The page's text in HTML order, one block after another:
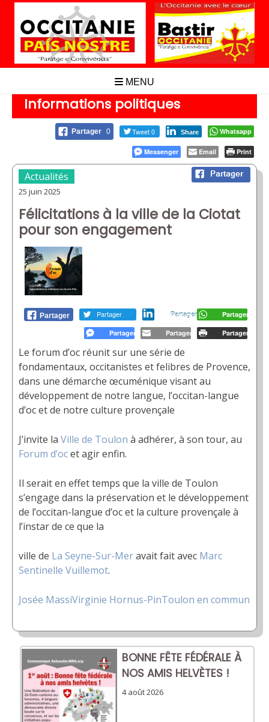
Aller
contenu
MENU
Informations politiques
Partager 0 Tweet 0 Share Whatsapp
Messenger Email Print
Actualités
25 juin 2025
Félicitations à la ville de la Ciotat
pour son engagement
Le forum d’oc réunit sur une série de
fondamentaux, occitanistes et felibres de Provence,
dans une démarche œcuménique visant au
développement de notre langue, l’occitan-langue
d’oc et de notre culture provençale
J’invite la Ville de Toulon à adhérer, à son tour, au
Forum d’ocet agir enfin.
Il seraiten effet temps que la ville de Toulon
s’engage dans la préservation et le développement
de l’occitan-langue d’oc et la culture provençale à
l’instar de ce que la
ville de La Seyne-Sur-Meravait fait avec Marc
Sentinelle Vuillemot.
Josée MassiVirginie Hornus-PinToulon en commun
BONNE FÊTE FÉDÉRALE À
NOS AMIS HELVÈTES !
4 août 2026